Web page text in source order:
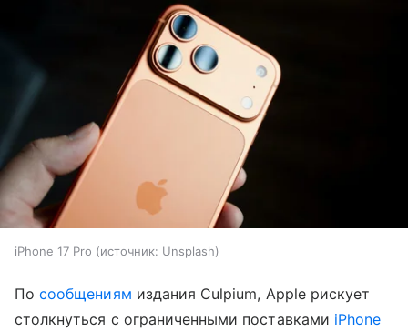
iPhone 17 Pro источник: Unsplash
Посообщениям издания Culpium, Apple рискует
столкнуться с ограниченными поставками iPhone